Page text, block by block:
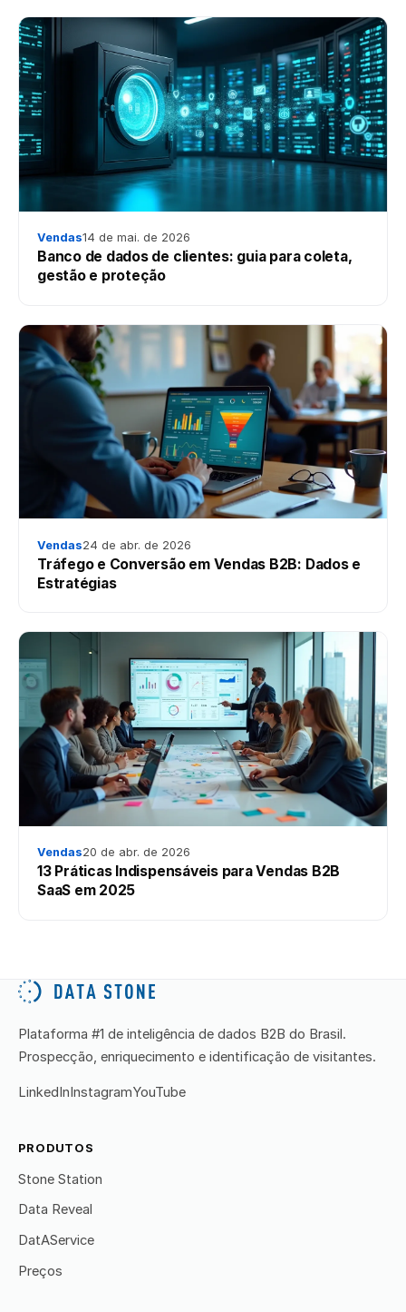
Vendas14 de mai. de 2026
Banco de dados de clientes: guia para coleta,
gestão e proteção
Vendas24 de abr. de 2026
Tráfego e Conversão em Vendas B2B: Dados e
Estratégias
Vendas20 de abr. de 2026
13 Práticas Indispensáveis para Vendas B2B
SaaS em 2025
Plataforma #1 de inteligência de dados B2B do Brasil.
Prospecção, enriquecimento e identificação de visitantes.
LinkedIn InstagramYouTube
PRODUTOS
Stone Station
Data Reveal
DatAService
Preços